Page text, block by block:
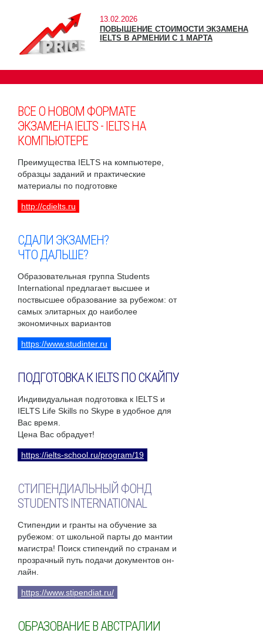
13.02.2026
ПОВЫШЕНИЕ СТОИМОСТИ ЭКЗАМЕНА
IELTS В АРМЕНИИ С 1 МАРТА
ВСЕ О НОВОМ ФОРМАТЕ
ЭКЗАМЕНА IELTS - IELTS НА
КОМПЬЮТЕРЕ
Преимущества IELTS на компьютере,
образцы заданий и практические
материалы по подготовке
http://cdielts.ru
СДАЛИ ЭКЗАМЕН?
ЧТО ДАЛЬШЕ?
Образовательная группа Students
International предлагает высшее и
поствысшее образование за рубежом: от
самых элитарных до наиболее
экономичных вариантов
https://www.studinter.ru
ПОДГОТОВКА К IELTS ПО СКАЙПУ
Индивидуальная подготовка к IELTS и
IELTS Life Skills по Skype в удобное для
Вас время.
Цена Вас обрадует!
https://ielts-school.ru/program/19
СТИПЕНДИАЛЬНЫЙ ФОНД
STUDENTS INTERNATIONAL
Стипендии и гранты на обучение за
рубежом: от школьной парты до мантии
магистра! Поиск стипендий по странам и
прозрачный путь подачи документов он-
лайн.
https://www.stipendiat.ru/
ОБРАЗОВАНИЕ В АВСТРАЛИИ